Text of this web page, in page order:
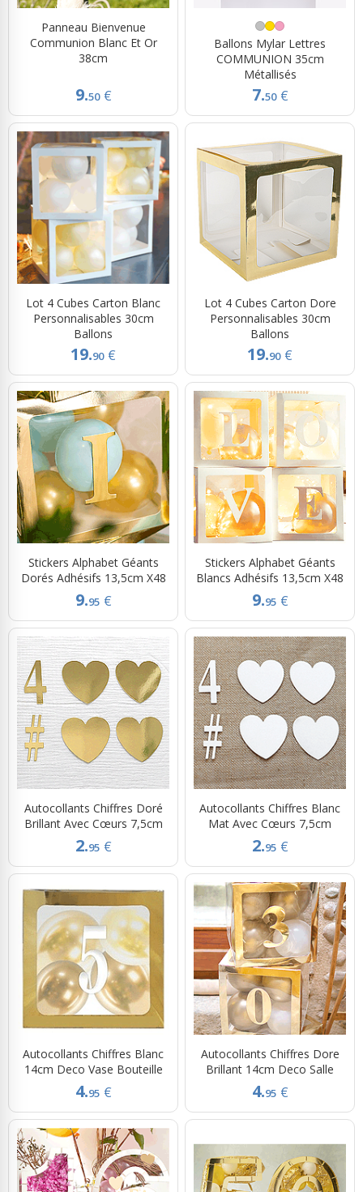
Panneau Bienvenue
Communion Blanc Et Or
38cm
9.50 €
Ballons Mylar Lettres
COMMUNION 35cm
Métallisés
7.50 €
Lot 4 Cubes Carton Blanc
Personnalisables 30cm
Ballons
19.90 €
Lot 4 Cubes Carton Dore
Personnalisables 30cm
Ballons
19.90 €
Stickers Alphabet Géants
Dorés Adhésifs 13,5cm X48
9.95 €
Stickers Alphabet Géants
Blancs Adhésifs 13,5cm X48
9.95 €
Autocollants Chiffres Doré
Brillant Avec Cœurs 7,5cm
2.95 €
Autocollants Chiffres Blanc
Mat Avec Cœurs 7,5cm
2.95 €
Autocollants Chiffres Blanc
14cm Deco Vase Bouteille
4.95 €
Autocollants Chiffres Dore
Brillant 14cm Deco Salle
4.95 €